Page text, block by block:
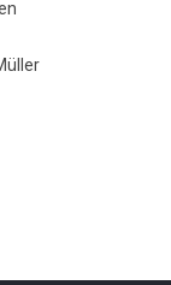
Bahnhofsvorplatz
- HP 3. August